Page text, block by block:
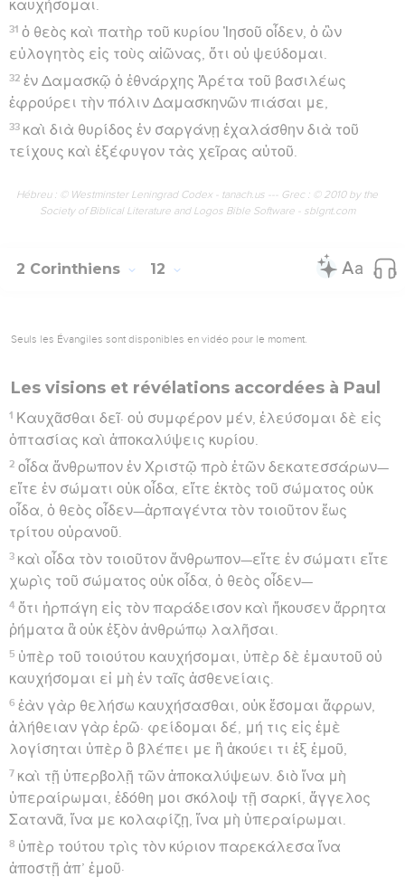
καυχήσομαι.
31 ὁ θεὸς καὶ πατὴρ τοῦ κυρίου Ἰησοῦ οἶδεν, ὁ ὢν
εὐλογητὸς εἰς τοὺς αἰῶνας, ὅτι οὐ ψεύδομαι.
32 ἐν Δαμασκῷ ὁ ἐθνάρχης Ἁρέτα τοῦ βασιλέως
ἐφρούρει τὴν πόλιν Δαμασκηνῶν πιάσαι με,
33 καὶ διὰ θυρίδος ἐν σαργάνῃ ἐχαλάσθην διὰ τοῦ
τείχους καὶ ἐξέφυγον τὰς χεῖρας αὐτοῦ.
Hébreu : © Westminster Leningrad Codex - tanach.us --- Grec : © 2010 by the
Society of Biblical Literature and Logos Bible Software - sblgnt.com
2 Corinthiens 12
Seuls les Évangiles sont disponibles en vidéo pour le moment.
Les visions et révélations accordées à Paul
1 Καυχᾶσθαι δεῖ· οὐ συμφέρον μέν, ἐλεύσομαι δὲ εἰς
ὀπτασίας καὶ ἀποκαλύψεις κυρίου.
2 οἶδα ἄνθρωπον ἐν Χριστῷ πρὸ ἐτῶν δεκατεσσάρων—
εἴτε ἐν σώματι οὐκ οἶδα, εἴτε ἐκτὸς τοῦ σώματος οὐκ
οἶδα, ὁ θεὸς οἶδεν—ἁρπαγέντα τὸν τοιοῦτον ἕως
τρίτου οὐρανοῦ.
3 καὶ οἶδα τὸν τοιοῦτον ἄνθρωπον—εἴτε ἐν σώματι εἴτε
χωρὶς τοῦ σώματος οὐκ οἶδα, ὁ θεὸς οἶδεν—
4 ὅτι ἡρπάγη εἰς τὸν παράδεισον καὶ ἤκουσεν ἄρρητα
ῥήματα ἃ οὐκ ἐξὸν ἀνθρώπῳ λαλῆσαι.
5 ὑπὲρ τοῦ τοιούτου καυχήσομαι, ὑπὲρ δὲ ἐμαυτοῦ οὐ
καυχήσομαι εἰ μὴ ἐν ταῖς ἀσθενείαις.
6 ἐὰν γὰρ θελήσω καυχήσασθαι, οὐκ ἔσομαι ἄφρων,
ἀλήθειαν γὰρ ἐρῶ· φείδομαι δέ, μή τις εἰς ἐμὲ
λογίσηται ὑπὲρ ὃ βλέπει με ἢ ἀκούει τι ἐξ ἐμοῦ,
7 καὶ τῇ ὑπερβολῇ τῶν ἀποκαλύψεων. διὸ ἵνα μὴ
ὑπεραίρωμαι, ἐδόθη μοι σκόλοψ τῇ σαρκί, ἄγγελος
Σατανᾶ, ἵνα με κολαφίζῃ, ἵνα μὴ ὑπεραίρωμαι.
8 ὑπὲρ τούτου τρὶς τὸν κύριον παρεκάλεσα ἵνα
ἀποστῇ ἀπ’ ἐμοῦ·